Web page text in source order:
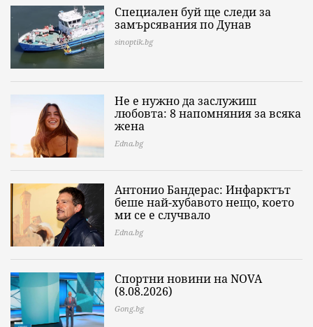
Специален буй ще следи за
замърсявания по Дунав
sinoptik.bg
Не е нужно да заслужиш
любовта: 8 напомняния за всяка
жена
Edna.bg
Антонио Бандерас: Инфарктът
беше най-хубавото нещо, което
ми се е случвало
Edna.bg
Спортни новини на NOVA
(8.08.2026)
Gong.bg